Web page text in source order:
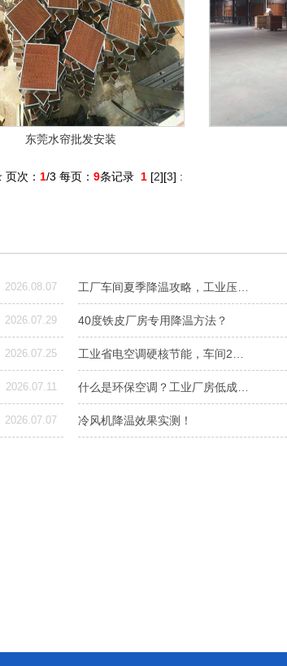
东莞水帘批发安装
页次： 1/3 每页： 9条记录 1[2][3] :
2026.08.07 工厂车间夏季降温攻略，工业压…
2026.07.29 40度铁皮厂房专用降温方法？
2026.07.25 工业省电空调硬核节能，车间2…
2026.07.11 什么是环保空调？工业厂房低成…
2026.07.07 冷风机降温效果实测！